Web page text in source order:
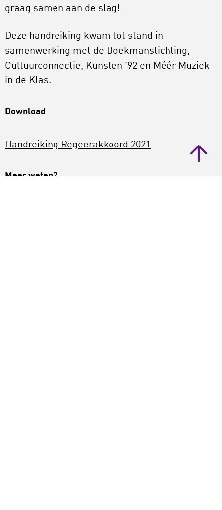
graag samen aan de slag!
Deze handreiking kwam tot stand in
samenwerking met de Boekmanstichting,
Cultuurconnectie, Kunsten ’92 en Méér Muziek
in de Klas.
Download
Handreiking Regeerakkoord 2021
Meer weten?